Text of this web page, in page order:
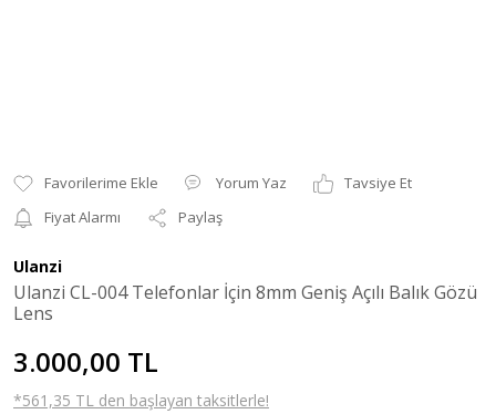
Yorum Yaz
Tavsiye Et
Fiyat Alarmı
Paylaş
Ulanzi
Ulanzi CL-004 Telefonlar İçin 8mm Geniş Açılı Balık Gözü
Lens
3.000,00 TL
*561,35 TL den başlayan taksitlerle!